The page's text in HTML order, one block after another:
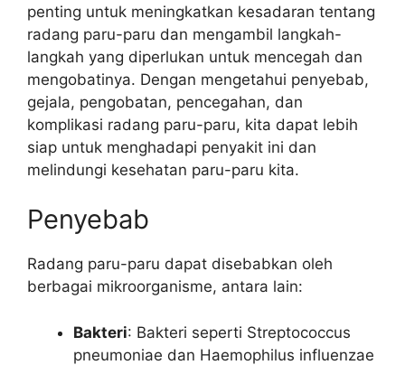
penting untuk meningkatkan kesadaran tentang
radang paru-paru dan mengambil langkah-
langkah yang diperlukan untuk mencegah dan
mengobatinya. Dengan mengetahui penyebab,
gejala, pengobatan, pencegahan, dan
komplikasi radang paru-paru, kita dapat lebih
siap untuk menghadapi penyakit ini dan
melindungi kesehatan paru-paru kita.
Penyebab
Radang paru-paru dapat disebabkan oleh
berbagai mikroorganisme, antara lain:
Bakteri: Bakteri seperti Streptococcus
pneumoniae dan Haemophilus influenzae